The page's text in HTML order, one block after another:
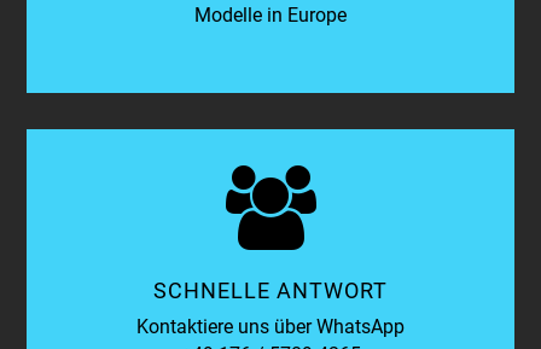
Modelle in Europe
SCHNELLE ANTWORT
Kontaktiere uns über WhatsApp